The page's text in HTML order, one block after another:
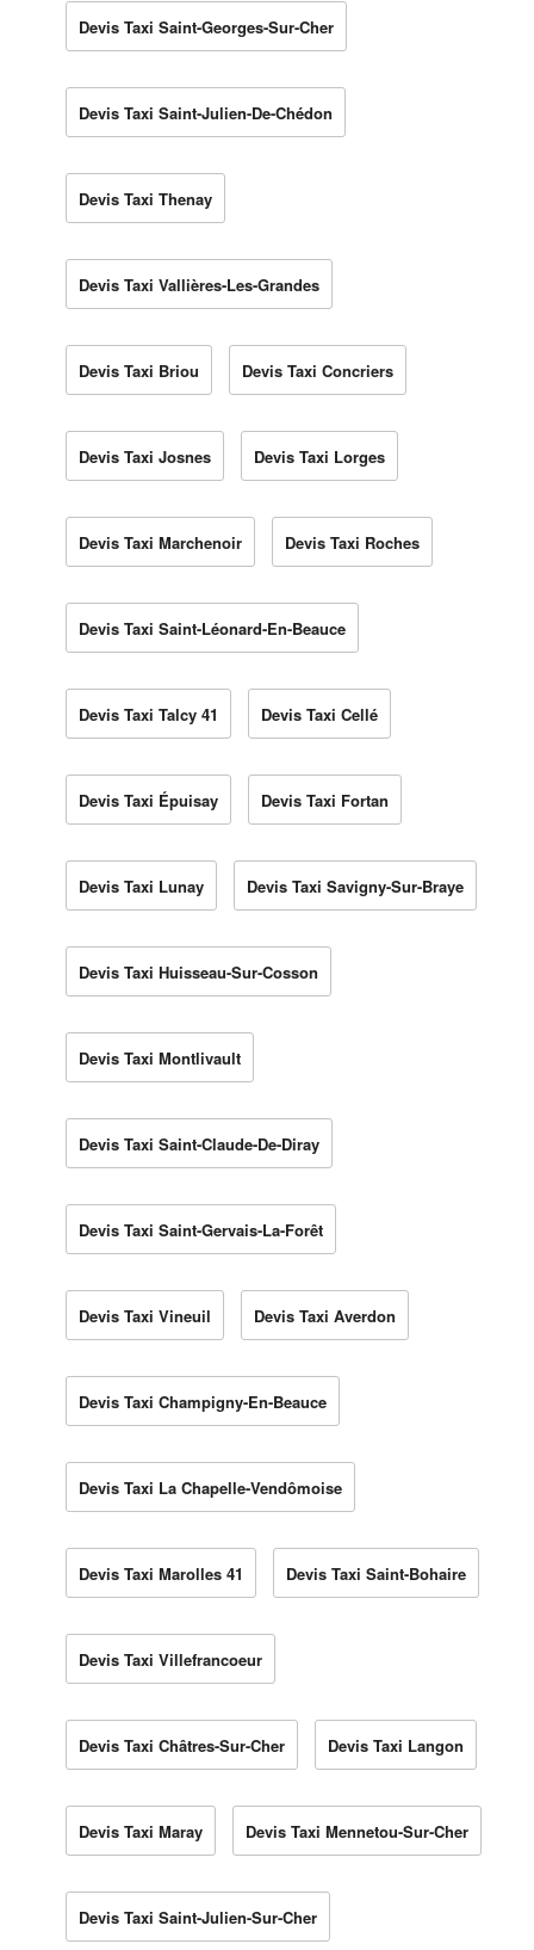
Devis Taxi Saint-Georges-Sur-Cher
Devis Taxi Saint-Julien-De-Chédon
Devis Taxi Thenay
Devis Taxi Vallières-Les-Grandes
Devis Taxi Briou Devis Taxi Concriers
Devis Taxi Josnes Devis Taxi Lorges
Devis Taxi Marchenoir Devis Taxi Roches
Devis Taxi Saint-Léonard-En-Beauce
Devis Taxi Talcy 41 Devis Taxi Cellé
Devis Taxi Épuisay Devis Taxi Fortan
Devis Taxi Lunay Devis Taxi Savigny-Sur-Braye
Devis Taxi Huisseau-Sur-Cosson
Devis Taxi Montlivault
Devis Taxi Saint-Claude-De-Diray
Devis Taxi Saint-Gervais-La-Forêt
Devis Taxi Vineuil Devis Taxi Averdon
Devis Taxi Champigny-En-Beauce
Devis Taxi La Chapelle-Vendômoise
Devis Taxi Marolles 41 Devis Taxi Saint-Bohaire
Devis Taxi Villefrancoeur
Devis Taxi Châtres-Sur-Cher Devis Taxi Langon
Devis Taxi Maray Devis Taxi Mennetou-Sur-Cher
Devis Taxi Saint-Julien-Sur-Cher